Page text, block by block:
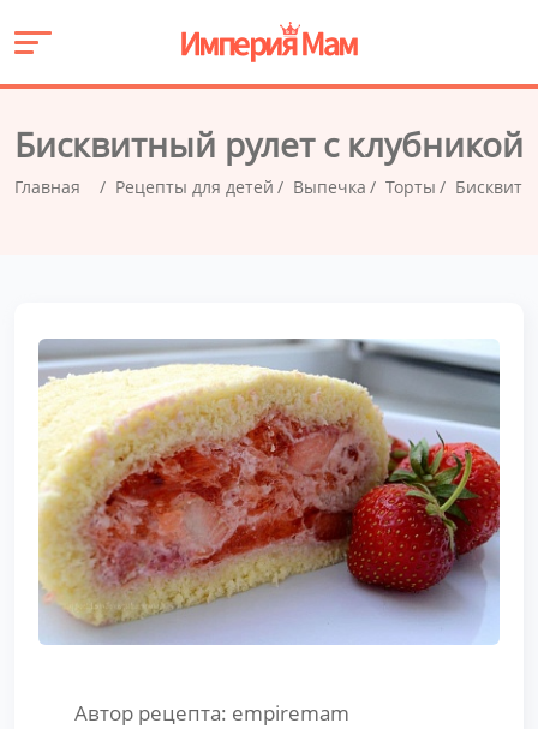
Бисквитный рулет с клубникой
Главная Рецепты для детей Выпечка Торты
Автор рецепта: empiremam